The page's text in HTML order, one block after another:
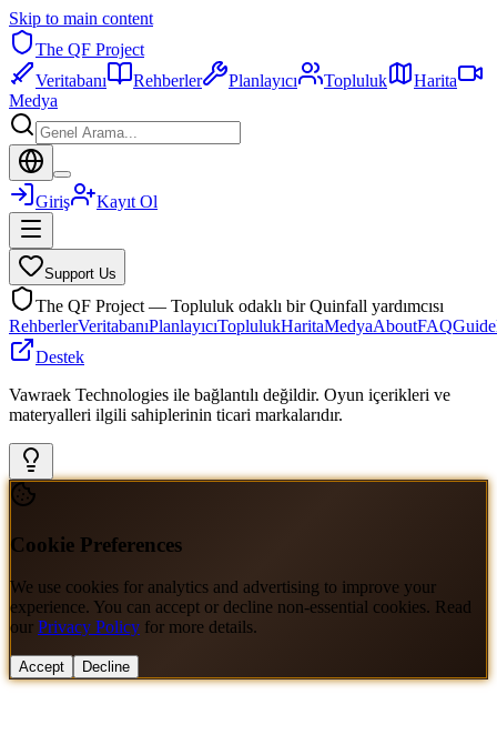
Skip to main content
The QF Project
Veritabanı
Rehberler Planlayıcı Topluluk
Harita
Medya
Giriş Kayıt Ol
Support Us
The QF Project — Topluluk odaklı bir Quinfall yardımcısı
RehberlerVeritabanıPlanlayıcıToplulukHaritaMedyaAboutFAQ
Destek
Vawraek Technologies ile bağlantılı değildir. Oyun içerikleri ve
materyalleri ilgili sahiplerinin ticari markalarıdır.
Cookie Preferences
We use cookies for analytics and advertising to improve your
experience. You can accept or decline non-essential cookies. Read
our Privacy Policy for more details.
Accept Decline